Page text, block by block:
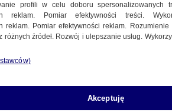
profili w celu doboru spersonalizowanych
reklam. Pomiar efektywności treści.
reklam. Pomiar efektywności reklam.
różnych źródeł. Rozwój i ulepszanie usług.
Akceptuję